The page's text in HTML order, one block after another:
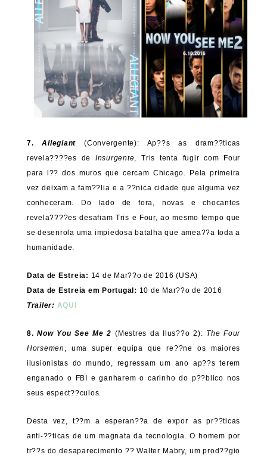
7.Allegiant (Convergente): Ap??s as dram??ticas
revela????es de Insurgente, Tris tenta fugir com Four
para l?? dos muros que cercam Chicago. Pela primeira
vez deixam a fam??lia e a ??nica cidade que alguma vez
conheceram. Do lado de fora, novas e chocantes
revela????es desafiam Tris e Four, ao mesmo tempo que
se desenrola uma impiedosa batalha que amea??a toda a
humanidade.
Data de Estreia: 14 de Mar??o de 2016 (USA)
Data de Estreia em Portugal: 10 de Mar??o de 2016
Trailer: AQUI
8. Now You See Me 2(Mestres da Ilus??o 2): The Four
Horsemen , uma super equipa que re??ne os maiores
ilusionistas do mundo, regressam um ano ap??s terem
enganado o FBI e ganharem o carinho do p??blico nos
seus espect??culos.
Desta vez, t??m a esperan??a de expor as pr??ticas
anti-??ticas de um magnata da tecnologia. O homem por
tr??s do desaparecimento ?? Walter Mabry, um prod??gio